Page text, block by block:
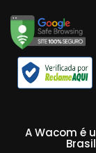
A Wacom é